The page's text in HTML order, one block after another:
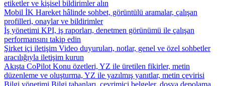
etiketler ve kişisel bildirimler alın
Mobil İK Hareket hâlinde sohbet, görüntülü aramalar, çalışan
profilleri, onaylar ve bildirimler
İş yönetimi KPI, iş raporları, denetmen görünümü ile çalışan
performansını takip edin
Şirket içi iletişim Video duyuruları, notlar, genel ve özel sohbetler
aracılığıyla iletişim kurun
Akışta CoPilot Konu özetleri, YZ ile üretilen fikirler, metin
düzenleme ve oluşturma, YZ ile yazılmış yanıtlar, metin çevirisi
Bilgi yönetimi Bilgi tabanları, çevrimiçi belgeler, dosya depolama